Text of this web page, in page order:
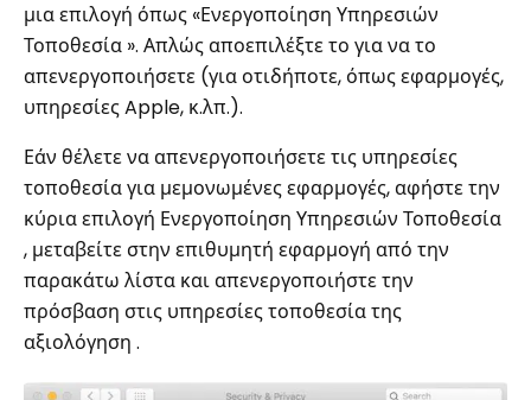
μια επιλογή όπως «Ενεργοποίηση Υπηρεσιών
Τοποθεσία ». Απλώς αποεπιλέξτε το για να το
απενεργοποιήσετε (για οτιδήποτε, όπως εφαρμογές,
υπηρεσίες Apple, κ.λπ.).
Εάν θέλετε να απενεργοποιήσετε τις υπηρεσίες
τοποθεσία για μεμονωμένες εφαρμογές, αφήστε την
κύρια επιλογή Ενεργοποίηση Υπηρεσιών Τοποθεσία
, μεταβείτε στην επιθυμητή εφαρμογή από την
παρακάτω λίστα και απενεργοποιήστε την
πρόσβαση στις υπηρεσίες τοποθεσία της
αξιολόγηση .